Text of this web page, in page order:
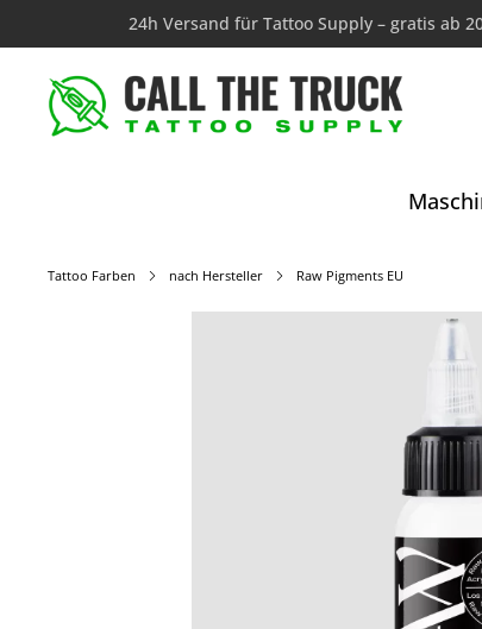
24h Versand für Tattoo Supply – gratis ab
Tattoo Farben nach Hersteller Raw Pigments EU